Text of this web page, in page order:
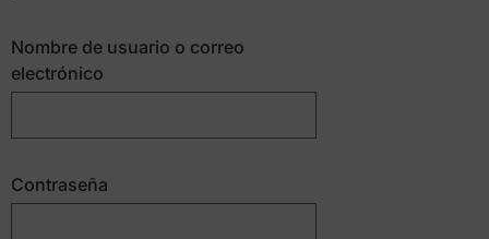
Nombre de usuario o correo
electrónico
Contraseña